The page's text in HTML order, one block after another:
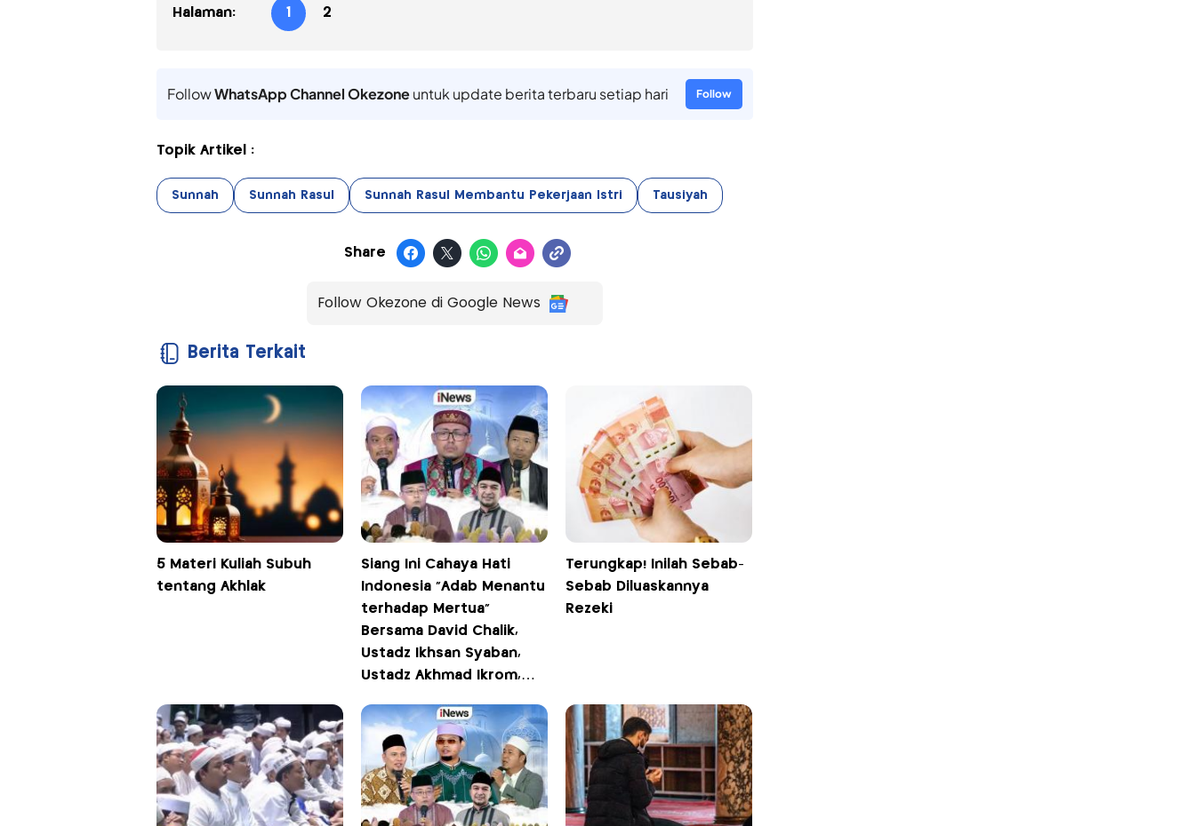
Halaman: 1 2
FollowWhatsApp Channel Okezoneuntuk update berita terbaru setiap hari Follow
Topik Artikel :
Sunnah Sunnah Rasul Sunnah Rasul Membantu Pekerjaan Istri Tausiyah
Share
Follow Okezone di Google News
Berita Terkait
5 Materi Kuliah Subuh
tentang Akhlak
Siang Ini Cahaya Hati
Indonesia "Adab Menantu
terhadap Mertua"
Bersama David Chalik,
Ustadz Ikhsan Syaban,
Ustadz Akhmad Ikrom,
Pukul 12.00 WIB Hanya di
iNews
Terungkap! Inilah Sebab-
Sebab Diluaskannya
Rezeki